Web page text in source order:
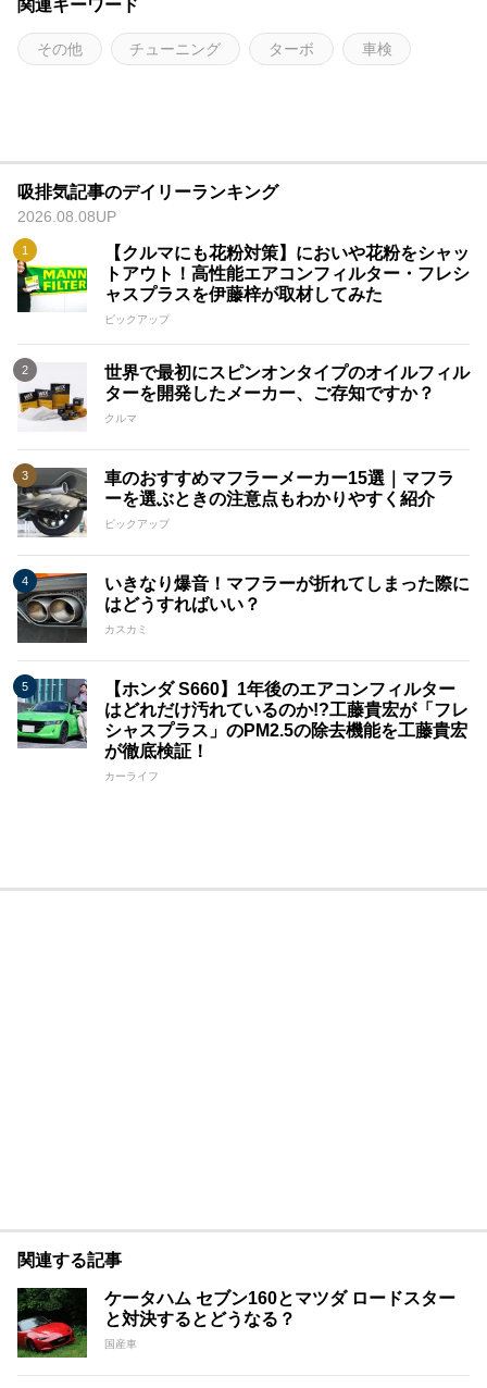
関連キーワード
その他 チューニング ターボ 車検
吸排気記事のデイリーランキング
2026.08.08UP
【クルマにも花粉対策】においや花粉をシャッ
トアウト！高性能エアコンフィルター・フレシ
ャスプラスを伊藤梓が取材してみた
ピックアップ
世界で最初にスピンオンタイプのオイルフィル
ターを開発したメーカー、ご存知ですか？
クルマ
車のおすすめマフラーメーカー15選｜マフラ
ーを選ぶときの注意点もわかりやすく紹介
ピックアップ
いきなり爆音！マフラーが折れてしまった際に
はどうすればいい？
カスカミ
【ホンダ S660】1年後のエアコンフィルター
はどれだけ汚れているのか!?工藤貴宏が「フレ
シャスプラス」のPM2.5の除去機能を工藤貴宏
が徹底検証！
カーライフ
関連する記事
ケータハム セブン160とマツダ ロードスター
と対決するとどうなる？
国産車